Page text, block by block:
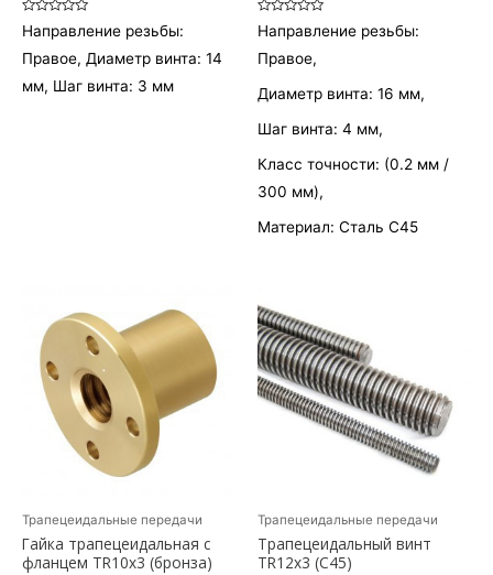
Оценка
0
Направление резьбы:
Правое, Диаметр винта: 14
мм, Шаг винта: 3 мм
Оценка
0
Направление резьбы:
Правое,
Диаметр винта: 16 мм,
Шаг винта: 4 мм,
Класс точности: (0.2 мм /
300 мм),
Материал: Сталь С45
Трапецеидальные передачи
Гайка трапецеидальная c
фланцем TR10x3 (бронза)
Трапецеидальные передачи
Трапецеидальный винт
TR12х3 (С45)